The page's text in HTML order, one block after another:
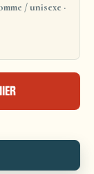
/ unisexe ·